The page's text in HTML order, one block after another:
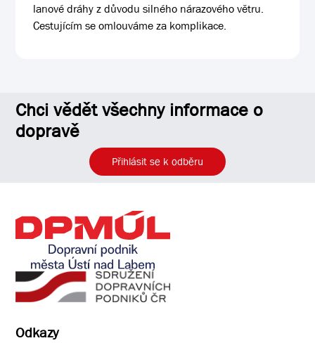
lanové dráhy z důvodu silného nárazového větru.
Cestujícím se omlouváme za komplikace.
Chci vědět všechny informace o
dopravě
Přihlásit se k odběru
Odkazy